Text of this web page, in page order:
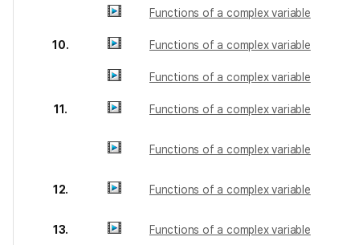
Functions of a complex variable
10. Functions of a complex variable
Functions of a complex variable
11. Functions of a complex variable
Functions of a complex variable
12. Functions of a complex variable
13. Functions of a complex variable